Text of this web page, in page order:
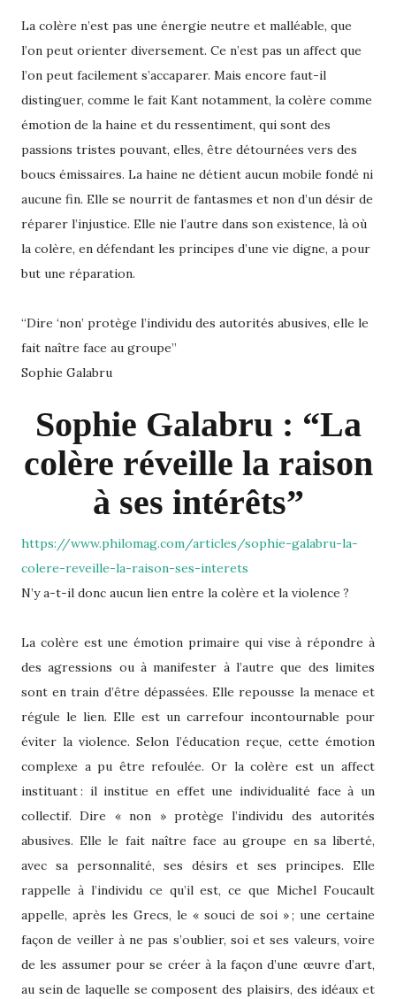
La colère n’est pas une énergie neutre et malléable, que
l’on peut orienter diversement. Ce n’est pas un affect que
l’on peut facilement s’accaparer. Mais encore faut-il
distinguer, comme le fait Kant notamment, la colère comme
émotion de la haine et du ressentiment, qui sont des
passions tristes pouvant, elles, être détournées vers des
boucs émissaires. La haine ne détient aucun mobile fondé ni
aucune fin. Elle se nourrit de fantasmes et non d’un désir de
réparer l’injustice. Elle nie l’autre dans son existence, là où
la colère, en défendant les principes d’une vie digne, a pour
but une réparation.
“Dire ‘non’ protège l’individu des autorités abusives, elle le
fait naître face au groupe”
Sophie Galabru
Sophie Galabru : “La
colère réveille la raison
à ses intérêts”
https://www.philomag.com/articles/sophie-galabru-la-
colere-reveille-la-raison-ses-interets
N’y a-t-il donc aucun lien entre la colère et la violence ?
La colère est une émotion primaire qui vise à répondre à
des agressions ou à manifester à l’autre que des limites
sont en train d’être dépassées. Elle repousse la menace et
régule le lien. Elle est un carrefour incontournable pour
éviter la violence. Selon l’éducation reçue, cette émotion
complexe a pu être refoulée. Or la colère est un affect
instituant : il institue en effet une individualité face à un
collectif. Dire « non » protège l’individu des autorités
abusives. Elle le fait naître face au groupe en sa liberté,
avec sa personnalité, ses désirs et ses principes. Elle
rappelle à l’individu ce qu’il est, ce que Michel Foucault
appelle, après les Grecs, le « souci de soi » ; une certaine
façon de veiller à ne pas s’oublier, soi et ses valeurs, voire
de les assumer pour se créer à la façon d’une œuvre d’art,
au sein de laquelle se composent des plaisirs, des idéaux et